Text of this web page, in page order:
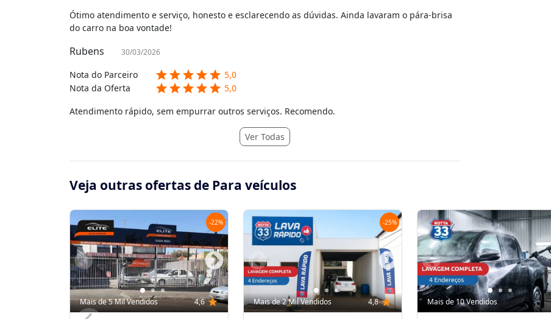
Ótimo atendimento e serviço, honesto e esclarecendo as dúvidas. Ainda lavaram o pára-brisa
do carro na boa vontade!
Rubens 30/03/2026
Nota do Parceiro starstarstarstarstar 5,0
Nota da Oferta
starstarstarstarstar 5,0
Atendimento rápido, sem empurrar outros serviços. Recomendo.
Ver Todas
Veja outras ofertas de Para veículos
-22%
Mais de 5 Mil Vendidos 4,6 star
-25%
Mais de 2 Mil Vendidos 4,8 star Mais de 10 Vendidos